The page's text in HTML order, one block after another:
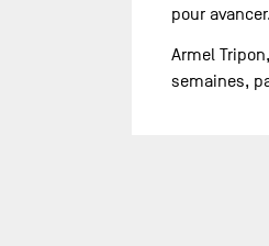
pour
Armel
semaines,